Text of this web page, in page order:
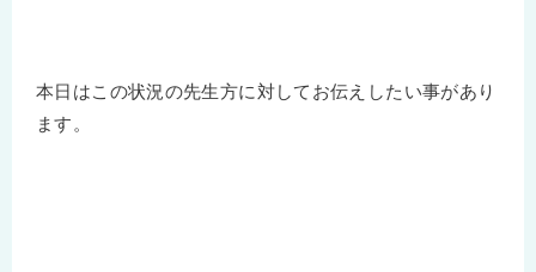
本日はこの状況の先生方に対してお伝えしたい事があり
ます。